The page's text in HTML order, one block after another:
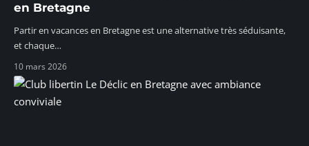
en Bretagne
Partir en vacances en Bretagne est une alternative très séduisante,
et chaque…
10 mars 2026